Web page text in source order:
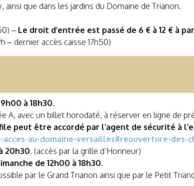
que dans les jardins du Domaine de Trianon.
– Le droit d’entrée est passé de 6 € à 12 € à
– dernier accès caisse 17h50)
à 18h30.
A, avec un billet horodaté, à réserver en ligne de
peut être accordé par l’agent de sécurité à
au-domaine-versailles#reouverture-des-
20h30. (accès par la grille d’Honneur)
de 12h00 à 18h30.
par le Grand Trianon ainsi que par le Petit